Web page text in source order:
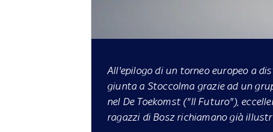
All'epilogo di un torneo europeo a
giunta a Stoccolma grazie ad un
nel De Toekomst("Il Futuro"),
ragazzi di Bosz richiamano già